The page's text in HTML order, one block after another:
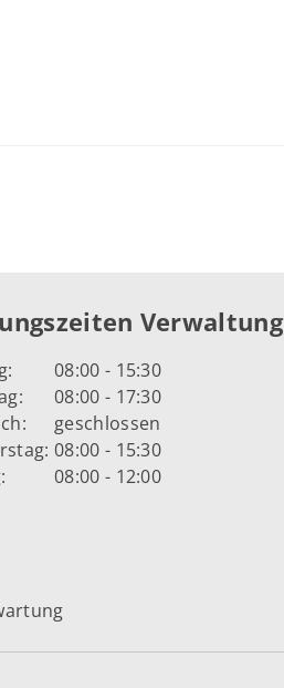
Verwaltung
08:00 - 15:30
08:00 - 17:30
geschlossen
08:00 - 15:30
08:00 - 12:00